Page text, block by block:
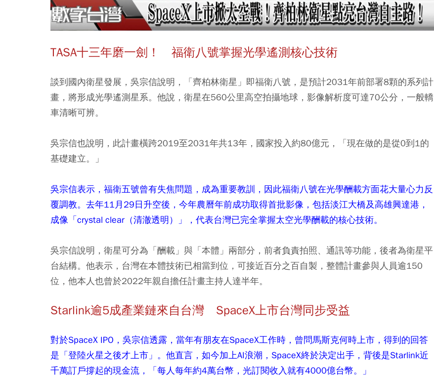
TASA十三年磨一劍！ 福衛八號掌握光學遙測核心技術
談到國內衛星發展，吳宗信說明，「齊柏林衛星」即福衛八號，是預計2031年前部署8顆的系列計
畫，將形成光學遙測星系。他說，衛星在560公里高空拍攝地球，影像解析度可達70公分，一般轎
車清晰可辨。
吳宗信也說明，此計畫橫跨2019至2031年共13年，國家投入約80億元，「現在做的是從0到1的
基礎建立。」
吳宗信表示，福衛五號曾有失焦問題，成為重要教訓，因此福衛八號在光學酬載方面花大量心力反
覆調教。去年11月29日升空後，今年農曆年前成功取得首批影像，包括淡江大橋及高雄興達港，
成像「crystal clear（清澈透明）」，代表台灣已完全掌握太空光學酬載的核心技術。
吳宗信說明，衛星可分為「酬載」與「本體」兩部分，前者負責拍照、通訊等功能，後者為衛星平
台結構。他表示，台灣在本體技術已相當到位，可接近百分之百自製，整體計畫參與人員逾150
位，他本人也曾於2022年親自擔任計畫主持人達半年。
Starlink逾5成產業鏈來自台灣 SpaceX上市台灣同步受益
對於SpaceX IPO，吳宗信透露，當年有朋友在SpaceX工作時，曾問馬斯克何時上市，得到的回答
是「登陸火星之後才上市」。他直言，如今加上AI浪潮，SpaceX終於決定出手，背後是Starlink近
千萬訂戶撐起的現金流，「每人每年約4萬台幣，光訂閱收入就有4000億台幣。」